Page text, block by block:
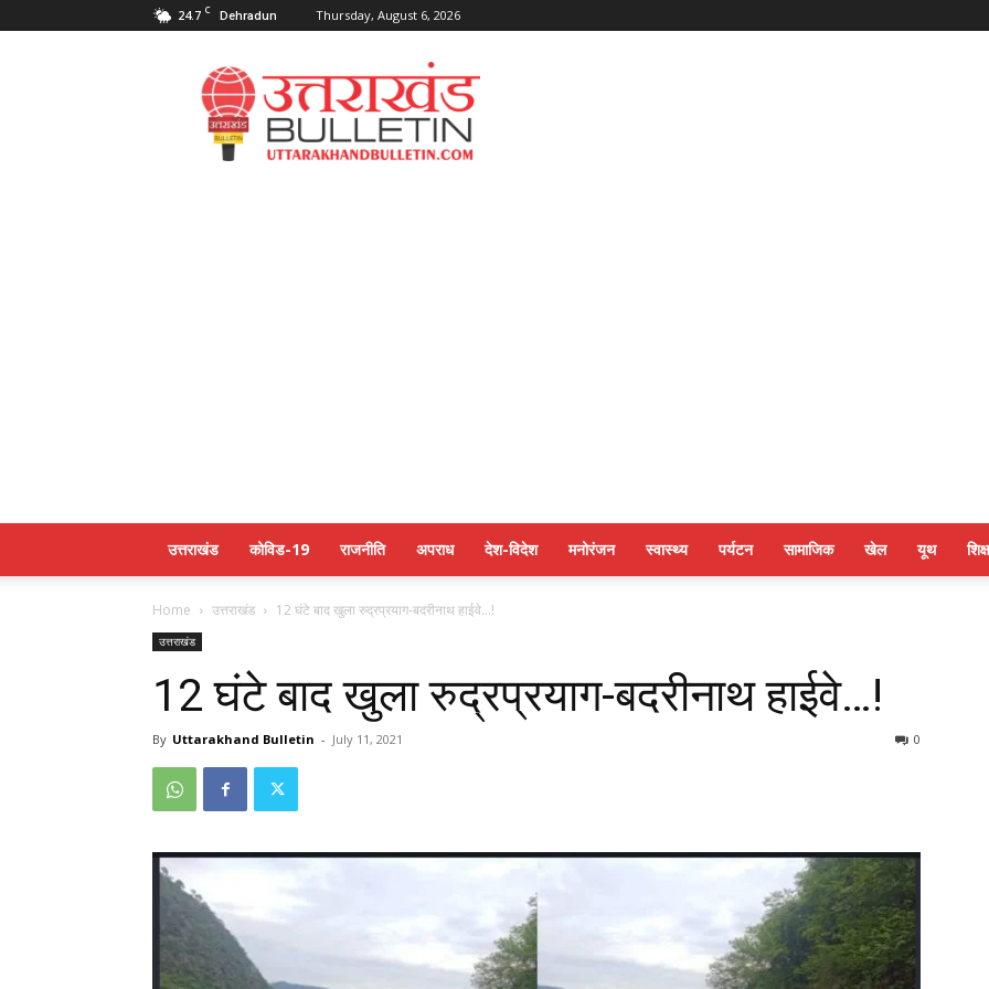
24.7 C Dehradun Thursday, August 6, 2026
Uttarakahnd
Bulletin
उत्तराखंड कोविड-19 राजनीति अपराध देश-विदेश मनोरंजन स्वास्थ्य पर्यटन सामाजिक खेल यूथ
Home उत्तराखंड 12 घंटे बाद खुला रुद्रप्रयाग-बदरीनाथ हाईवे…!
उत्तराखंड
12 घंटे बाद खुला रुद्रप्रयाग-बदरीनाथ हाईवे…!
By Uttarakhand Bulletin - July 11, 2021 0